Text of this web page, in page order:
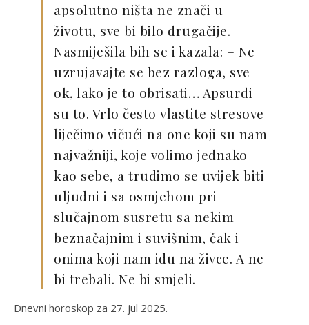
apsolutno ništa ne znači u
životu, sve bi bilo drugačije.
Nasmiješila bih se i kazala: – Ne
uzrujavajte se bez razloga, sve
ok, lako je to obrisati… Apsurdi
su to. Vrlo često vlastite stresove
liječimo vičući na one koji su nam
najvažniji, koje volimo jednako
kao sebe, a trudimo se uvijek biti
uljudni i sa osmjehom pri
slučajnom susretu sa nekim
beznačajnim i suvišnim, čak i
onima koji nam idu na živce. A ne
bi trebali. Ne bi smjeli.
Dnevni horoskop za 27. jul 2025.